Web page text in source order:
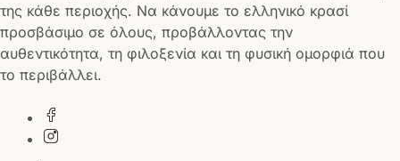
της κάθε περιοχής. Να κάνουμε το ελληνικό κρασί
προσβάσιμο σε όλους, προβάλλοντας την
αυθεντικότητα, τη φιλοξενία και τη φυσική ομορφιά που
το περιβάλλει.